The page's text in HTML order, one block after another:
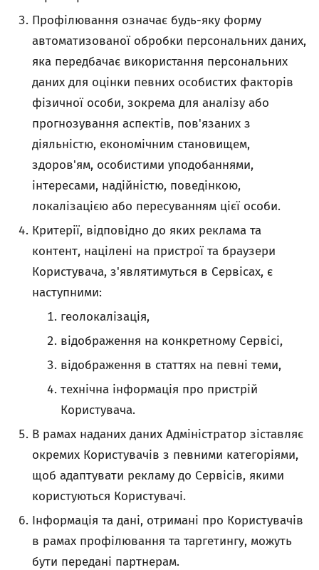
Профілювання означає будь-яку форму
автоматизованої обробки персональних даних,
яка передбачає використання персональних
даних для оцінки певних особистих факторів
фізичної особи, зокрема для аналізу або
прогнозування аспектів, пов'язаних з
діяльністю, економічним становищем,
здоров'ям, особистими уподобаннями,
інтересами, надійністю, поведінкою,
локалізацією або пересуванням цієї особи.
Критерії, відповідно до яких реклама та
контент, націлені на пристрої та браузери
Користувача, з'являтимуться в Сервісах, є
наступними:
геолокалізація,
відображення на конкретному Сервісі,
відображення в статтях на певні теми,
технічна інформація про пристрій
Користувача.
В рамах наданих даних Адміністратор зіставляє
окремих Користувачів з певними категоріями,
щоб адаптувати рекламу до Сервісів, якими
користуються Користувачі.
Інформація та дані, отримані про Користувачів
в рамах профілювання та таргетингу, можуть
бути передані партнерам.